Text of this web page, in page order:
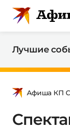
Лучшие
Афиша КП